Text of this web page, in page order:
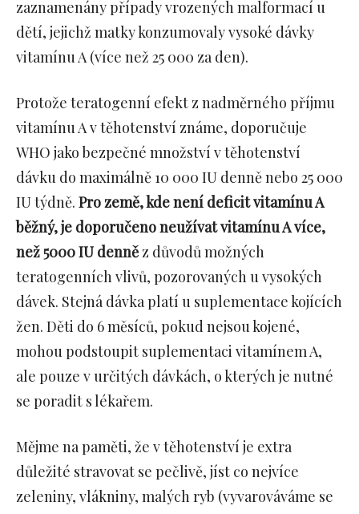
zaznamenány případy vrozených malformací u
dětí, jejichž matky konzumovaly vysoké dávky
vitamínu A (více než 25 000 za den).
Protože teratogenní efekt z nadměrného příjmu
vitamínu A v těhotenství známe, doporučuje
WHO jako bezpečné množství v těhotenství
dávku do maximálně 10 000 IU denně nebo 25 000
IU týdně. Pro země, kde není deficit vitamínu A
běžný, je doporučeno neužívat vitamínu A více,
než 5000 IU denně z důvodů možných
teratogenních vlivů, pozorovaných u vysokých
dávek. Stejná dávka platí u suplementace kojících
žen. Děti do 6 měsíců, pokud nejsou kojené,
mohou podstoupit suplementaci vitamínem A,
ale pouze v určitých dávkách, o kterých je nutné
se poradit s lékařem.
Mějme na paměti, že v těhotenství je extra
důležité stravovat se pečlivě, jíst co nejvíce
zeleniny, vlákniny, malých ryb (vyvarováváme se